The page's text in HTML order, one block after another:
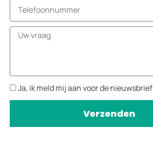
Ja, ik meld mij aan voor de nieuwsbrief
Verzenden